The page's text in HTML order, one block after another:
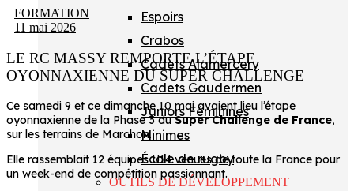
Espoirs
Crabos
Cadets Alamercery
Cadets Gaudermen
Juniors Féminines
Minimes
École de rugby
OUTILS DE DÉVELOPPEMENT
FORMATION
11 mai 2026
LE RC MASSY REMPORTE L’ÉTAPE
OYONNAXIENNE DU SUPER CHALLENGE
Ce samedi 9 et ce dimanche 10 mai avaient lieu l’étape
oyonnaxienne de la Phase 3 duSuper Challenge de France,
sur les terrains de Marchon.
Elle rassemblait 12 équipes U14 venues de toute la France pour
un week-end de compétition passionnant.